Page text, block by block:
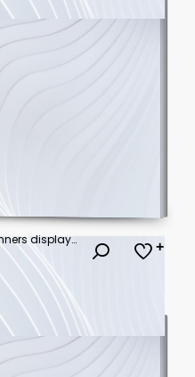
Abstract independence day banners displayed on a white background